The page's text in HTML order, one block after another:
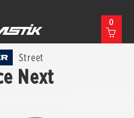
0
Street
Next